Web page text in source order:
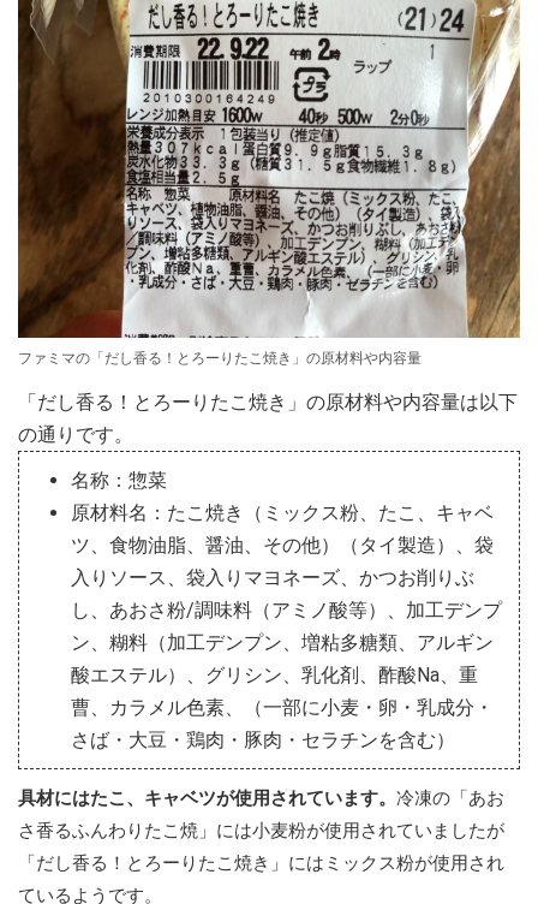
ファミマの「だし香る！とろーりたこ焼き」の原材料や内容量
「だし香る！とろーりたこ焼き」の原材料や内容量は以下
の通りです。
名称：惣菜
原材料名：たこ焼き（ミックス粉、たこ、キャベ
ツ、食物油脂、醤油、その他）（タイ製造）、袋
入りソース、袋入りマヨネーズ、かつお削りぶ
し、あおさ粉/調味料（アミノ酸等）、加工デンプ
ン、糊料（加工デンプン、増粘多糖類、アルギン
酸エステル）、グリシン、乳化剤、酢酸Na、重
曹、カラメル色素、（一部に小麦・卵・乳成分・
さば・大豆・鶏肉・豚肉・セラチンを含む）
具材にはたこ、キャベツが使用されています。 冷凍の「あお
さ香るふんわりたこ焼」には小麦粉が使用されていましたが
「だし香る！とろーりたこ焼き」にはミックス粉が使用され
ているようです。